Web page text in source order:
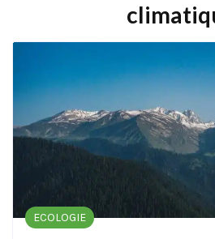
ECOLOGIE